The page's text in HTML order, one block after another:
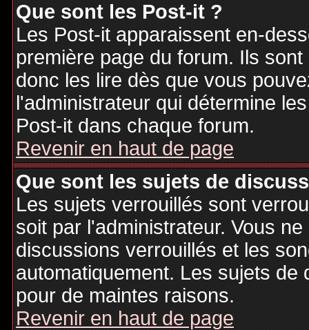
Que sont les Post-it ?
Les Post-it apparaissent en-
première page du forum. Ils
donc les lire dès que vous
l'administrateur qui détermine
Post-it dans chaque forum.
Revenir en haut de page
Que sont les sujets de
Les sujets verrouillés sont
soit par l'administrateur. Vous
discussions verrouillés et les
automatiquement. Les sujets
pour de maintes raisons.
Revenir en haut de page